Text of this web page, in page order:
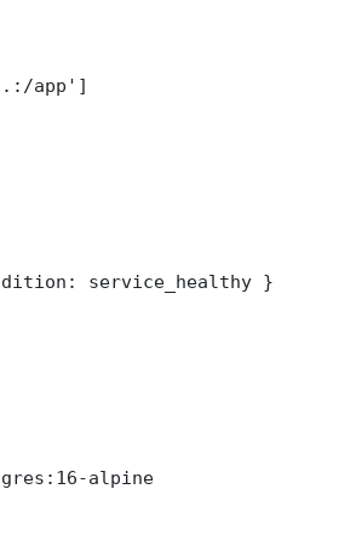
app']
service_healthy }
alpine